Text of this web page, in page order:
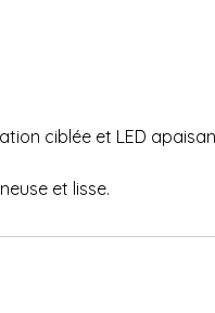
ciblée et LED
et lisse.